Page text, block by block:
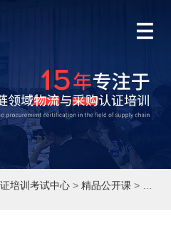
培训考试中心> 精品公开课>